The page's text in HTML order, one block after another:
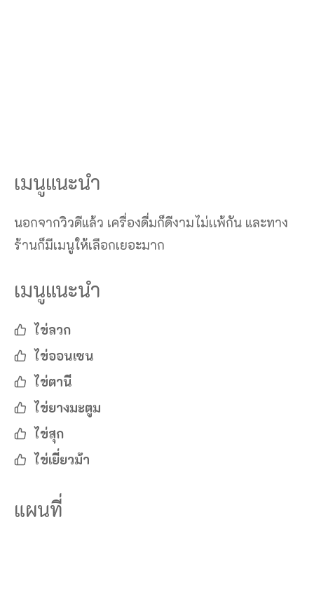
เมนูแนะนำ
นอกจากวิวดีแล้ว เครื่องดื่มก็ดีงามไม่เเพ้กัน และทาง
ร้านก็มีเมนูให้เลือกเยอะมาก
เมนูแนะนำ
ไข่ลวก
ไข่ออนเซน
ไข่ตานี
ไข่ยางมะตูม
ไข่สุก
ไข่เยี่ยวม้า
แผนที่